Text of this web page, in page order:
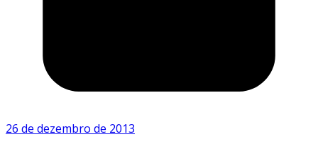
26 de dezembro de 2013